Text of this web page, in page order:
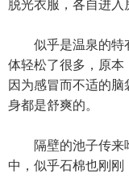
脱光衣服，各自进入
似乎是温泉的特有
体轻松了很多，原本
因为感冒而不适的
身都是舒爽的。
隔壁的池子传来
中，似乎石棉也刚刚